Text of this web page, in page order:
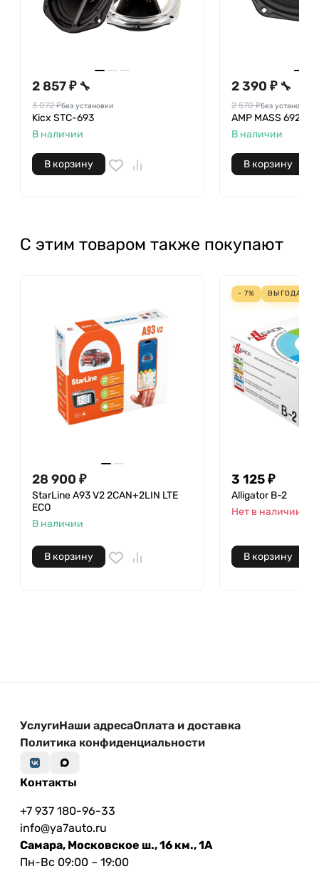
2 857 ₽ 🔧
3 072 ₽без установки
Kicx STC-693
В наличии
В корзину
2 390 ₽ 🔧
2 570 ₽без установки
AMP MASS 692
В наличии
В корзину
С этим товаром также покупают
28 900 ₽
StarLine A93 V2 2CAN+2LIN LTE
ECO
В наличии
В корзину
- 7% ВЫГОДА
3 125 ₽
Alligator B-2
Нет в наличии
В корзину
УслугиНаши адресаОплата и доставка
Политика конфиденциальности
Контакты
+7 937 180-96-33
info@ya7auto.ru
Самара, Московское ш., 16 км., 1А
Пн-Вс 09:00 – 19:00